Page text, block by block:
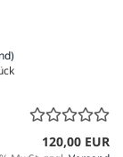
120,00 EUR